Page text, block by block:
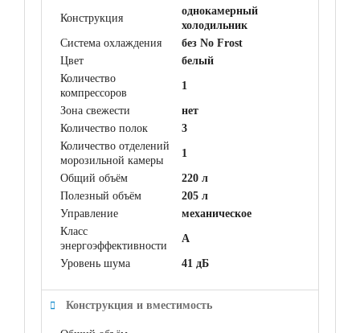
Конструкция
однокамерный
холодильник
Система охлаждения
без No Frost
Цвет
белый
Количество
компрессоров
1
Зона свежести
нет
Количество полок
3
Количество отделений
морозильной камеры
1
Общий объём
220 л
Полезный объём
205 л
Управление
механическое
Класс
энергоэффективности
A
Уровень шума 41 дБ
Конструкция и вместимость